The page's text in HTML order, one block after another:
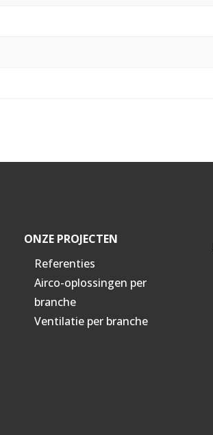
ONZE PROJECTEN
Referenties
Airco-oplossingen per
branche
Ventilatie per branche